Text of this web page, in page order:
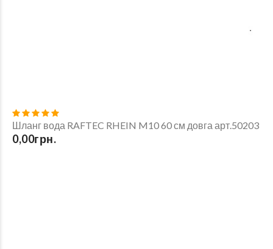
Шланг вода RAFTEC RHEIN M10 60 см довга арт.50203
0,00грн.